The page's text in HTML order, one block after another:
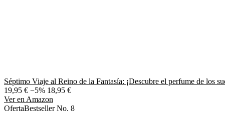
Séptimo Viaje al Reino de la Fantasía: ¡Descubre el perfume de los
19,95 € −5% 18,95 €
Ver en Amazon
OfertaBestseller No. 8